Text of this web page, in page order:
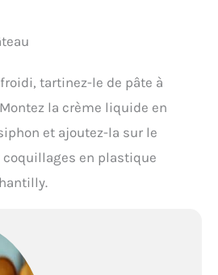
tartinez-le de pâte à
la crème liquide en
et ajoutez-la sur le
en plastique